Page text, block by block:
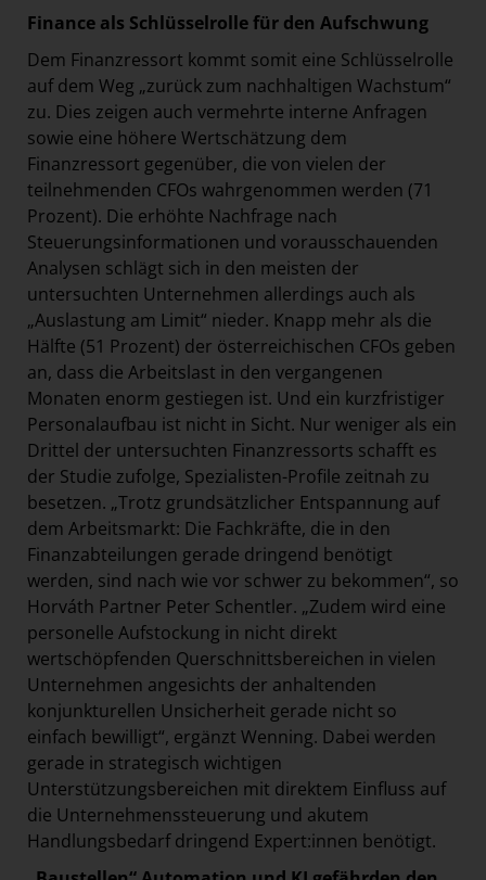
Finance als Schlüsselrolle für den Aufschwung
Dem Finanzressort kommt somit eine Schlüsselrolle
auf dem Weg „zurück zum nachhaltigen Wachstum“
zu. Dies zeigen auch vermehrte interne Anfragen
sowie eine höhere Wertschätzung dem
Finanzressort gegenüber, die von vielen der
teilnehmenden CFOs wahrgenommen werden (71
Prozent). Die erhöhte Nachfrage nach
Steuerungsinformationen und vorausschauenden
Analysen schlägt sich in den meisten der
untersuchten Unternehmen allerdings auch als
„Auslastung am Limit“ nieder. Knapp mehr als die
Hälfte (51 Prozent) der österreichischen CFOs geben
an, dass die Arbeitslast in den vergangenen
Monaten enorm gestiegen ist. Und ein kurzfristiger
Personalaufbau ist nicht in Sicht. Nur weniger als ein
Drittel der untersuchten Finanzressorts schafft es
der Studie zufolge, Spezialisten-Profile zeitnah zu
besetzen. „Trotz grundsätzlicher Entspannung auf
dem Arbeitsmarkt: Die Fachkräfte, die in den
Finanzabteilungen gerade dringend benötigt
werden, sind nach wie vor schwer zu bekommen“, so
Horváth Partner Peter Schentler. „Zudem wird eine
personelle Aufstockung in nicht direkt
wertschöpfenden Querschnittsbereichen in vielen
Unternehmen angesichts der anhaltenden
konjunkturellen Unsicherheit gerade nicht so
einfach bewilligt“, ergänzt Wenning. Dabei werden
gerade in strategisch wichtigen
Unterstützungsbereichen mit direktem Einfluss auf
die Unternehmenssteuerung und akutem
Handlungsbedarf dringend Expert:innen benötigt.